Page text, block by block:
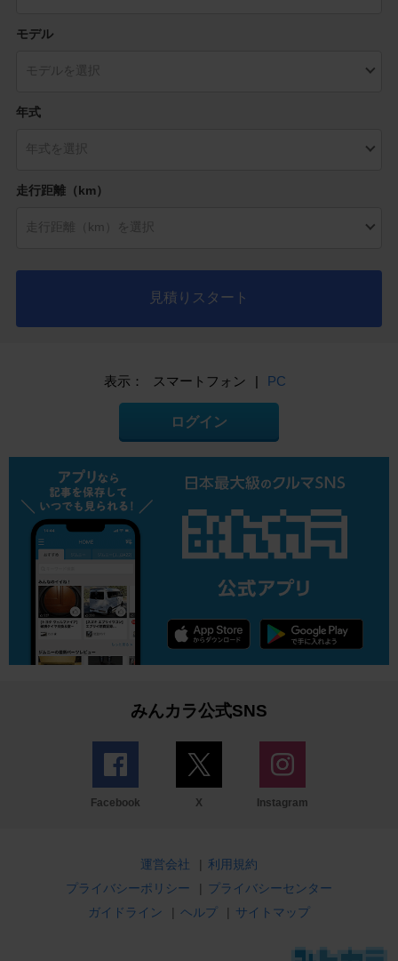
モデル
年式
走行距離（km）
見積りスタート
表示： スマートフォン | PC
ログイン
みんカラ公式SNS
Facebook X Instagram
運営会社 | 利用規約
プライバシーポリシー
| プライバシーセンター
ガイドライン
| ヘルプ | サイトマップ